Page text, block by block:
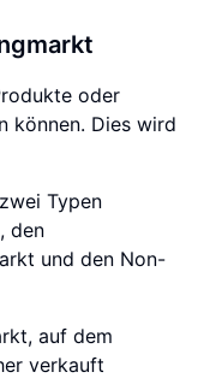
oder
können. Dies wird
Typen
den
und den Non-
auf dem
verkauft